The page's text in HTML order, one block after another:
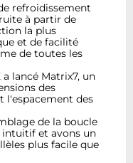
refroidissement
à partir de
la plus
et de facilité
de toutes les
lancé Matrix7, un
des
l'espacement des
de la boucle
et avons un
plus facile que